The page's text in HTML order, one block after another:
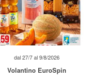
dal 27/7 al 9/8/2026
Volantino EuroSpin